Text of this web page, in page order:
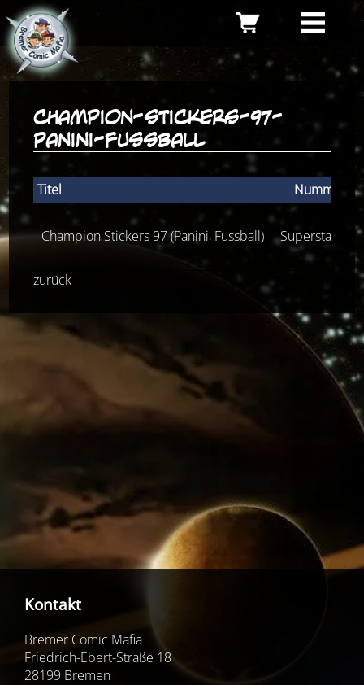
champion-stickers-97-
panini-fussball
Titel Nummer
Champion Stickers 97 (Panini, Fussball) Superstars 97
zurück
Kontakt
Bremer Comic Mafia
Friedrich-Ebert-Straße 18
28199 Bremen